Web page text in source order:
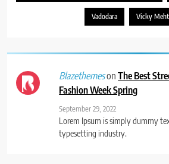
Vadodara Vicky
BlazethemesonThe Best
Fashion Week Spring
September 29, 2022
Lorem Ipsum is simply dummy
typesetting industry.